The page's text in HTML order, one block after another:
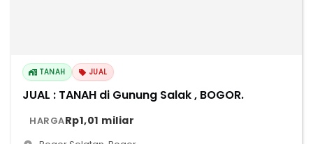
TANAH JUAL
JUAL : TANAH di Gunung Salak , BOGOR.
HARGARp1,01 miliar